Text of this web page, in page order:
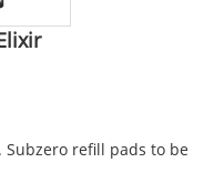
Subzero refill pads to be